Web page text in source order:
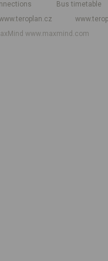
Bus timetable
www.maxmind.com